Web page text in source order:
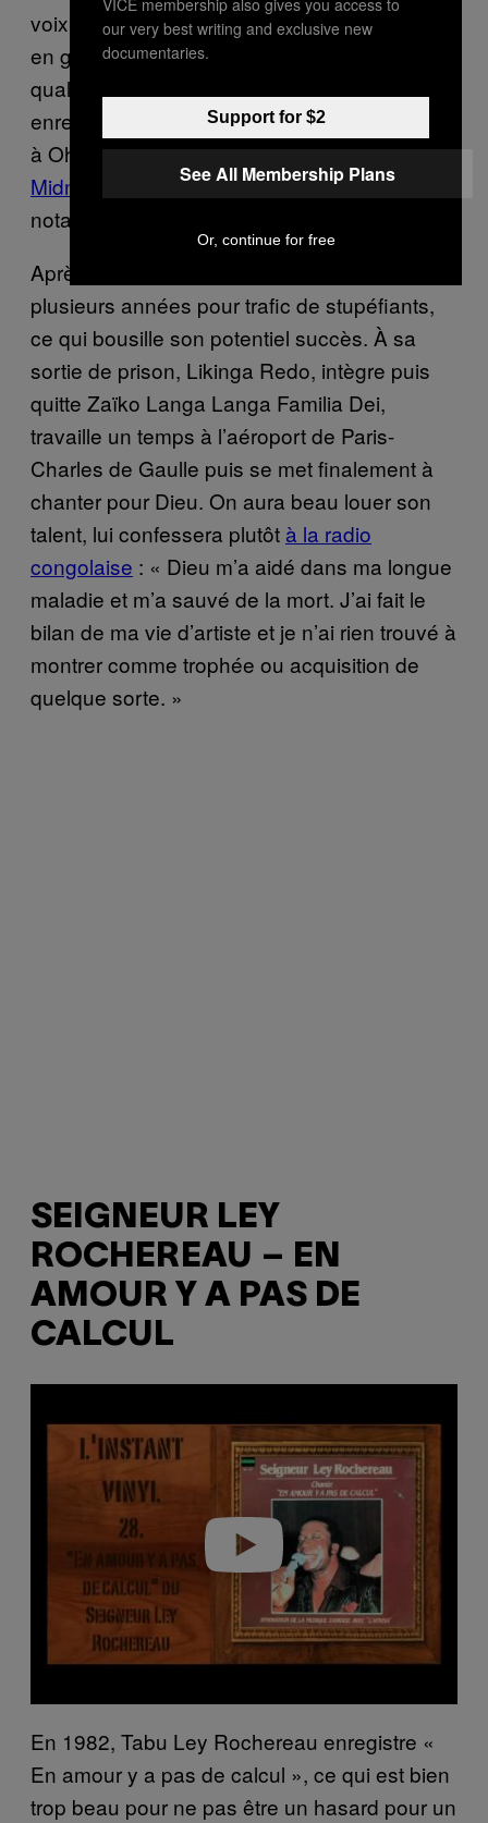
voix. En 1983, dans la lancée de sa carrière
en groupe, Redo s’offre un album solo de
qualité avec « Likinga Chante Olemi »,
enregistré dans la grosse villa du
à Ohain, dans le Brabant Wallon, où «
Midnight Love
» de Marvin Gaye a
notamment été conçu.
Après ça, c’est la prison ferme durant
plusieurs années pour trafic de stupéfiants,
ce qui bousille son potentiel succès. À sa
sortie de prison, Likinga Redo, intègre puis
quitte Zaïko Langa Langa Familia Dei,
travaille un temps à l’aéroport de Paris-
Charles de Gaulle puis se met finalement à
chanter pour Dieu. On aura beau louer son
talent, lui confessera plutôt à la radio
congolaise : « Dieu m’a aidé dans ma longue
maladie et m’a sauvé de la mort. J’ai fait le
bilan de ma vie d’artiste et je n’ai rien trouvé à
montrer comme trophée ou acquisition de
quelque sorte. »
SEIGNEUR LEY
ROCHEREAU ‎– EN
AMOUR Y A PAS DE
CALCUL
En 1982, Tabu Ley Rochereau enregistre «
En amour y a pas de calcul », ce qui est bien
trop beau pour ne pas être un hasard pour un
our very best writing and exclusive new
documentaries.
Support for $2
See All Membership Plans
Or, continue for free